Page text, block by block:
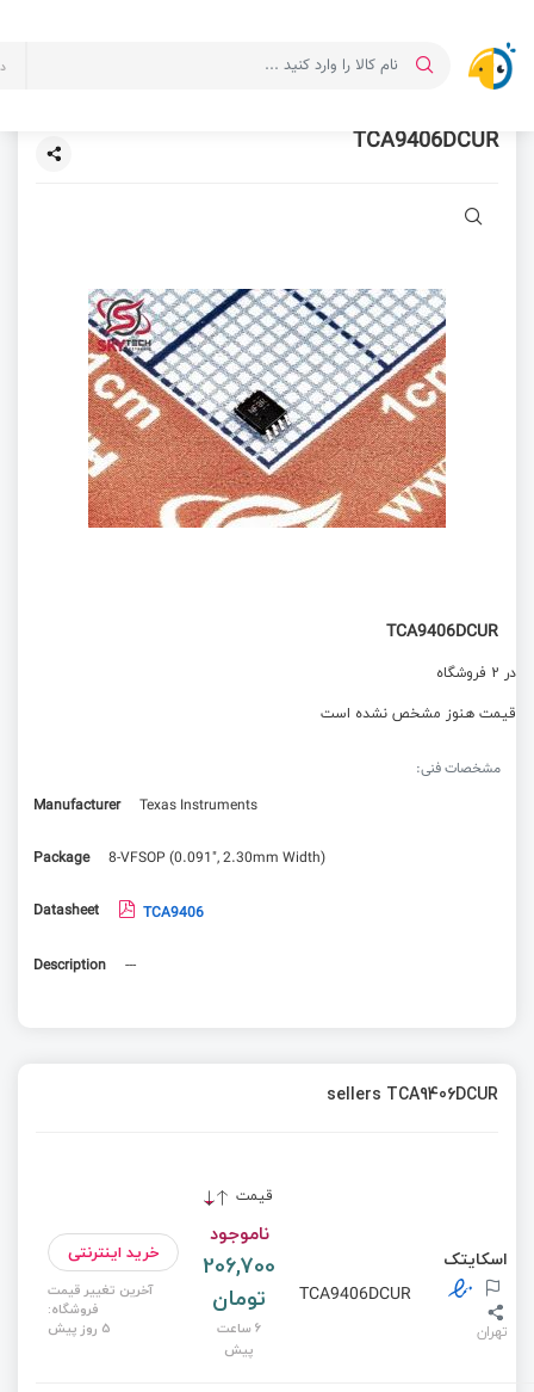
TCA9406DCUR
TCA9406DCUR
در 2 فروشگاه
قیمت هنوز مشخص نشده است
مشخصات فنی:
Manufacturer
Texas Instruments
Package 8-VFSOP (0.091", 2.30mm Width)
Datasheet TCA9406
Description ---
sellers TCA9406DCUR
قیمت
اسکایتک
تهران
TCA9406DCUR
ناموجود
206,700
تومان
6 ساعت
پیش
خرید اینترنتی
آخرین تغییر قیمت
فروشگاه:
5 روز پیش